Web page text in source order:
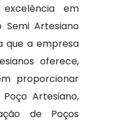
em
Semi Artesiano
que a empresa
oferece,
proporcionar
Artesiano,
de Poços